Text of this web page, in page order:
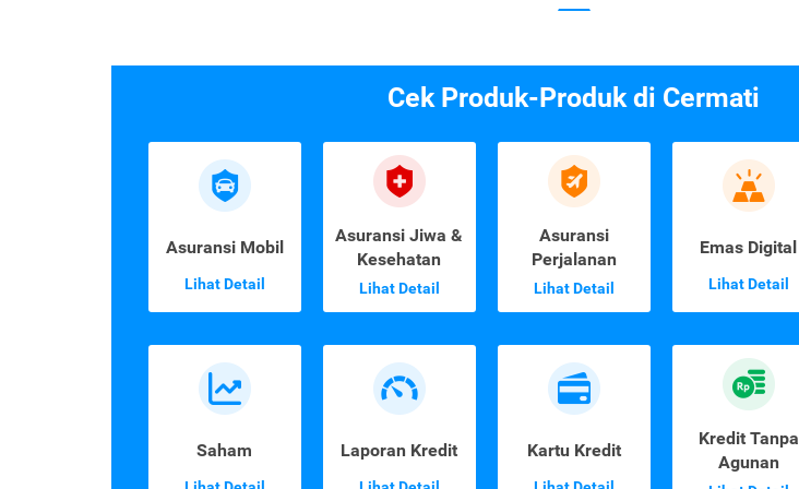
Cek Produk-Produk di Cermati
Asuransi Mobil
Lihat Detail
Asuransi Jiwa &
Kesehatan
Lihat Detail
Asuransi
Perjalanan
Lihat Detail
Emas Digital
Lihat Detail
Saham Laporan Kredit Kartu Kredit
Kredit Tanpa
Agunan